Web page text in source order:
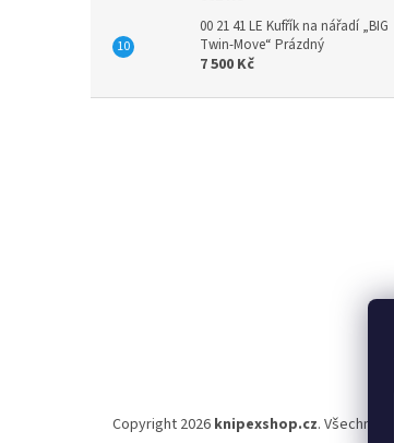
00 21 41 LE Kufřík na nářadí „BIG
Twin-Move“ Prázdný
7 500 Kč
Copyright 2026 knipexshop.cz. Všechna